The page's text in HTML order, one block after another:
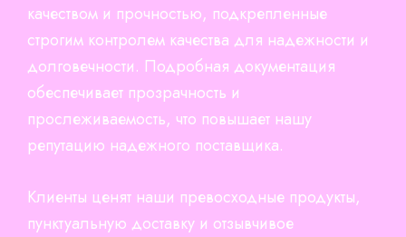
качеством и прочностью, подкрепленные
строгим контролем качества для надежности и
долговечности. Подробная документация
обеспечивает прозрачность и
прослеживаемость, что повышает нашу
репутацию надежного поставщика.
Клиенты ценят наши превосходные продукты,
пунктуальную доставку и отзывчивое